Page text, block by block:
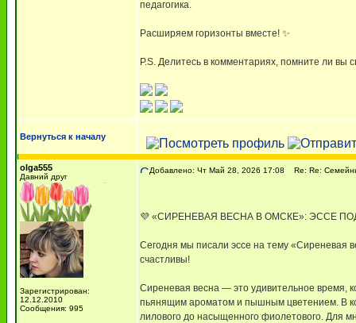
педагогика.
Расширяем горизонты вместе! ✨
P.S. Делитесь в комментариях, помните ли вы
Вернуться к началу
olga555
Давний друг
Зарегистрирован:
12.12.2010
Сообщения: 995
Добавлено: Чт Май 28, 2026 17:08 Re: Re:
💜 «СИРЕНЕВАЯ ВЕСНА В ОМСКЕ»: ЭССЕ
Сегодня мы писали эссе на тему «Сиреневая
счастливы!
Сиреневая весна — это удивительное время,
пьянящим ароматом и пышным цветением. В
лилового до насыщенного фиолетового. Для